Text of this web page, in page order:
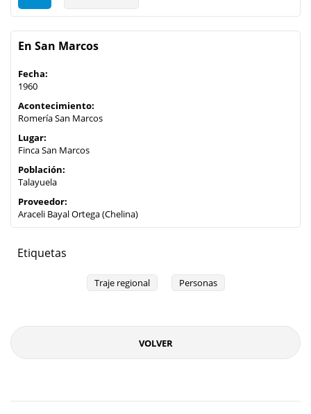
En San Marcos
Fecha:
1960
Acontecimiento:
Romería San Marcos
Lugar:
Finca San Marcos
Población:
Talayuela
Proveedor:
Araceli Bayal Ortega (Chelina)
Etiquetas
Traje regional Personas
VOLVER